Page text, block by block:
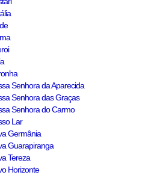
Senhora da Aparecida
Senhora das Graças
Senhora do Carmo
Lar
Germânia
Guarapiranga
Tereza
Horizonte